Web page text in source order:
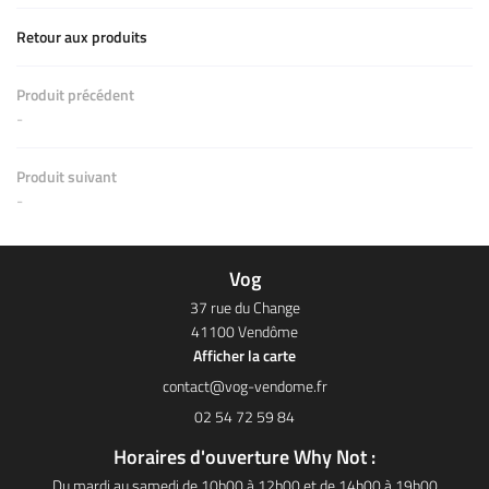
Retour aux produits
Produit précédent
-
Produit suivant
-
Vog
37 rue du Change
41100 Vendôme
Afficher la carte
02 54 72 59 84
Horaires d'ouverture Why Not :